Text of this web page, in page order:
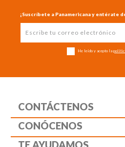
¡Suscríbete a Panamericana y entérate
He leído y acepto la
CONTÁCTENOS
CONÓCENOS
TE AYUDAMOS